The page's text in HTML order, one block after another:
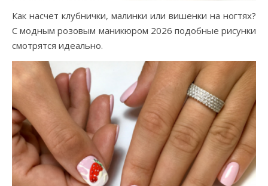
Как насчет клубнички, малинки или вишенки на ногтях?
С модным розовым маникюром 2026 подобные рисунки
смотрятся идеально.